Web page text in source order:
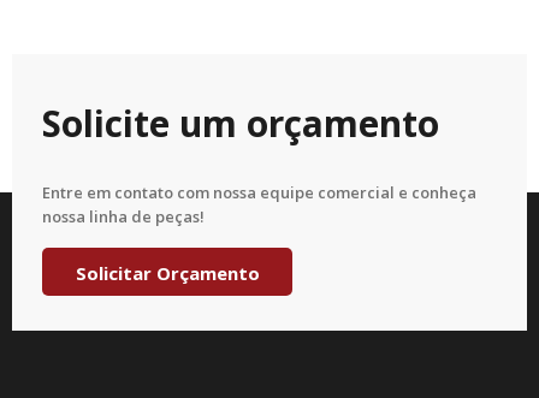
Solicite um orçamento
Entre em contato com nossa equipe comercial e conheça
nossa linha de peças!
Solicitar Orçamento